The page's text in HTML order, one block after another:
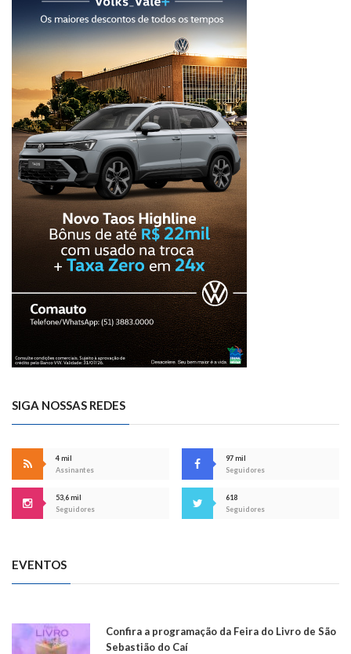
SIGA NOSSAS REDES
4 mil
Assinantes
97 mil
Seguidores
53,6 mil
Seguidores
618
Seguidores
EVENTOS
Confira a programação da Feira do Livro de São
Sebastião do Caí